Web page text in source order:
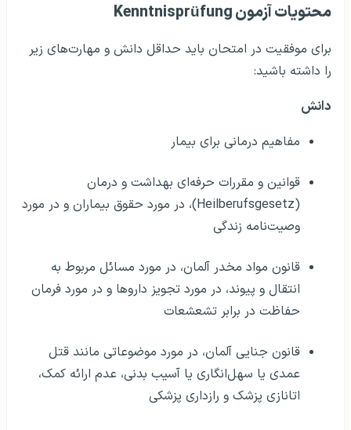
محتویات آزمون Kenntnisprüfung
را داشته باشید:
مفاهیم درمانی برای بیمار
قوانین و مقررات حرفه‌ای بهداشت و درمان
(Heilberufsgesetz)، در مورد حقوق بیماران و در مورد